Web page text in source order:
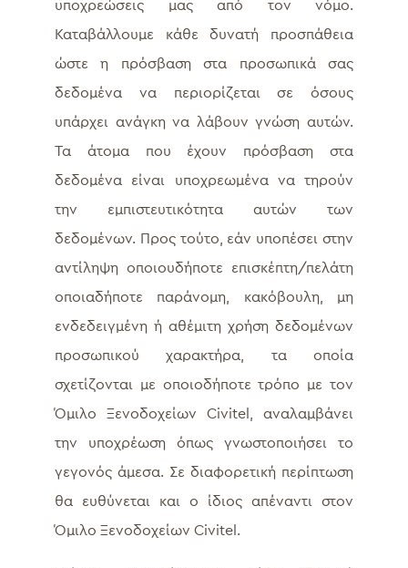
υποχρεώσεις μας από τον νόμο.
Καταβάλλουμε κάθε δυνατή προσπάθεια
ώστε η πρόσβαση στα προσωπικά σας
δεδομένα να περιορίζεται σε όσους
υπάρχει ανάγκη να λάβουν γνώση αυτών.
Τα άτομα που έχουν πρόσβαση στα
δεδομένα είναι υποχρεωμένα να τηρούν
την εμπιστευτικότητα αυτών των
δεδομένων. Προς τούτο, εάν υποπέσει στην
αντίληψη οποιουδήποτε επισκέπτη/πελάτη
οποιαδήποτε παράνομη, κακόβουλη, μη
ενδεδειγμένη ή αθέμιτη χρήση δεδομένων
προσωπικού χαρακτήρα, τα οποία
σχετίζονται με οποιοδήποτε τρόπο με τον
Όμιλο Ξενοδοχείων Civitel, αναλαμβάνει
την υποχρέωση όπως γνωστοποιήσει το
γεγονός άμεσα. Σε διαφορετική περίπτωση
θα ευθύνεται και ο ίδιος απέναντι στον
Όμιλο Ξενοδοχείων Civitel.